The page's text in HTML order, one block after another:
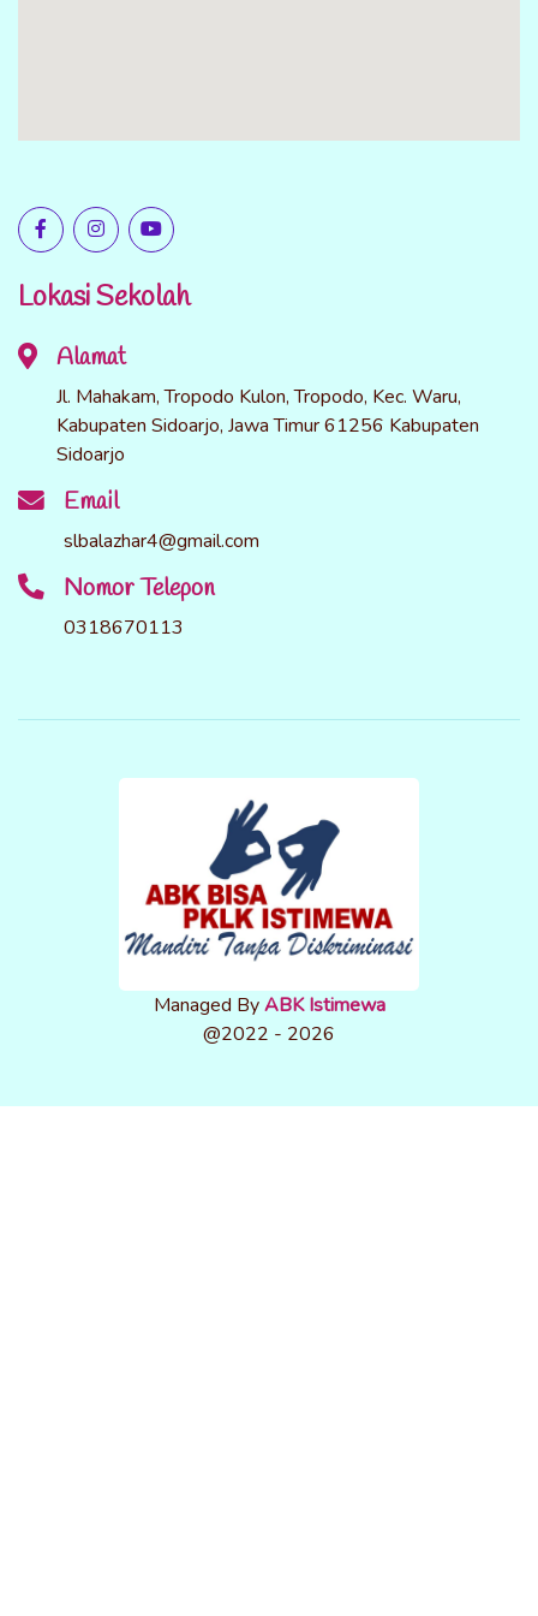
Lokasi Sekolah
Alamat
Jl. Mahakam, Tropodo Kulon, Tropodo, Kec. Waru,
Kabupaten Sidoarjo, Jawa Timur 61256 Kabupaten
Sidoarjo
Email
slbalazhar4@gmail.com
Nomor Telepon
0318670113
Managed ByABK Istimewa
@2022 - 2026